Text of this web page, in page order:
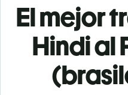
El mejor
Hindi al